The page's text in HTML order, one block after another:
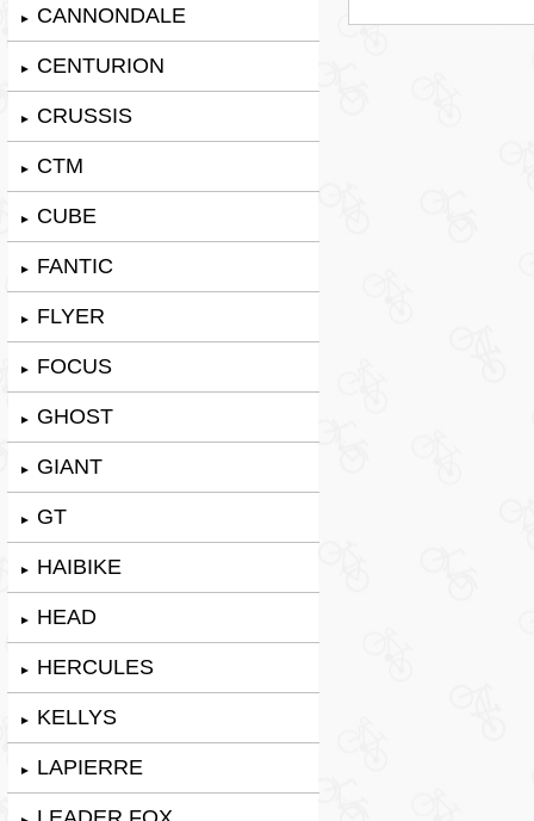
► CANNONDALE
► CENTURION
► CRUSSIS
► CTM
► CUBE
► FANTIC
► FLYER
► FOCUS
► GHOST
► GIANT
► GT
► HAIBIKE
► HEAD
► HERCULES
► KELLYS
► LAPIERRE